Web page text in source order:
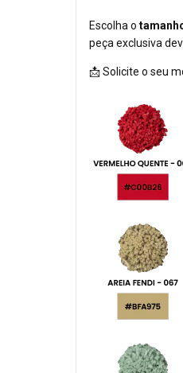
Escolha o
peça exclusiva
📩 Solicite o seu